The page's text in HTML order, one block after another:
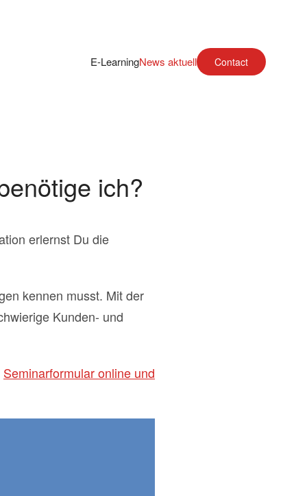
E-LearningNews aktuell Contact
ich?
erlernst Du die
kennen musst. Mit der
Kunden- und
Seminarformular online und